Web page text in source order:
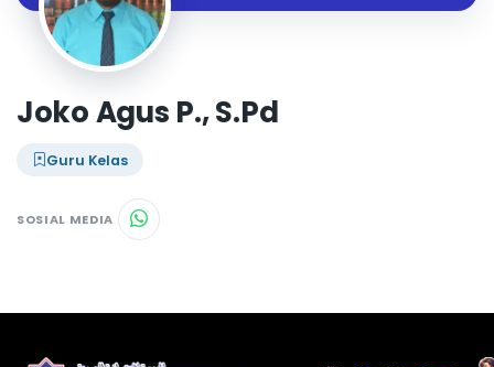
Joko Agus P., S.Pd
Guru Kelas
SOSIAL MEDIA